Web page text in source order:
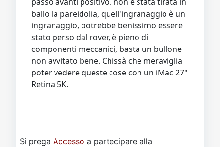
ballo la pareidolia, quell'ingranaggio è un
ingranaggio, potrebbe benissimo essere
stato perso dal rover, è pieno di
componenti meccanici, basta un bullone
non avvitato bene. Chissà che meraviglia
poter vedere queste cose con un iMac 27"
Retina 5K.
Si prega Accesso a partecipare alla